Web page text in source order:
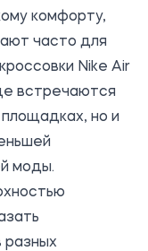
комфорту,
часто для
кроссовки Nike Air
встречаются
но и
моды.
разных